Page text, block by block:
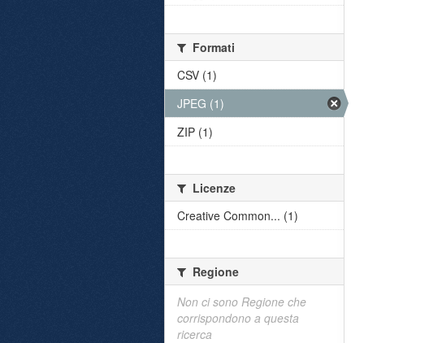
Formati
CSV (1)
JPEG (1)
ZIP (1)
Licenze
Creative Common... (1)
Regione
Non ci sono Regione che
corrispondono a questa
ricerca